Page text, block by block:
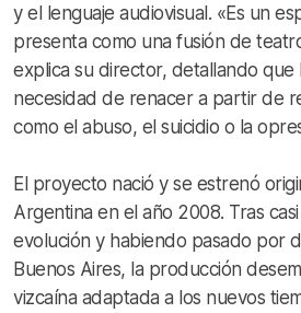
y el lenguaje audiovisual. «Es un
presenta como una fusión de
explica su director, detallando que
necesidad de renacer a partir de
como el abuso, el suicidio o la
El proyecto nació y se estrenó
Argentina en el año 2008. Tras
evolución y habiendo pasado por
Buenos Aires, la producción
vizcaína adaptada a los nuevos